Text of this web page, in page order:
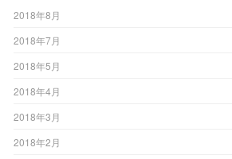
2018年8月
2018年7月
2018年5月
2018年4月
2018年3月
2018年2月